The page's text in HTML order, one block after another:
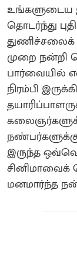
​உங்களுடைய
தொடர்ந்து
துணிச்சலைக்
முறை நன்றி
பார்வையில்
நிரம்பி
இருந்த
சினிமாவைக்
மனமார்ந்த